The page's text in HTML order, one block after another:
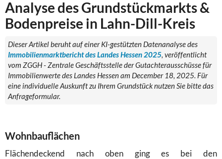
Analyse des Grundstückmarkts &
Bodenpreise in Lahn-Dill-Kreis
Dieser Artikel beruht auf einer KI-gestützten Datenanalyse des
Immobilienmarktbericht des Landes Hessen 2025, veröffentlicht
vom ZGGH - Zentrale Geschäftsstelle der Gutachterausschüsse für
Immobilienwerte des Landes Hessen am December 18, 2025. Für
eine individuelle Auskunft zu Ihrem Grundstück nutzen Sie bitte das
Anfrageformular.
Wohnbauflächen
Flächendeckend nach oben ging es bei den